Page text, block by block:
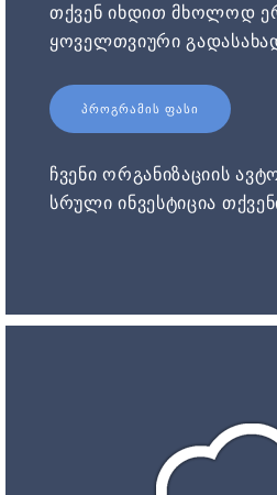
თქვენ იხდით მხოლოდ
ყოველთვიური
ᲞᲠᲝᲒᲠᲐᲛᲘᲡ ᲤᲐᲡᲘ
ჩვენი ორგანიზაციის
სრული ინვესტიცია